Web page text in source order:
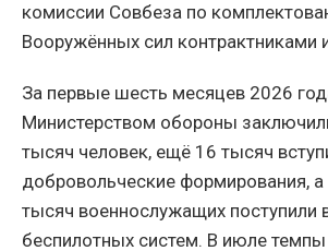
комиссии Совбеза по
Вооружённых сил контрактниками
За первые шесть месяцев 2026
Министерством обороны
тысяч человек, ещё 16 тысяч
добровольческие формирования,
тысяч военнослужащих поступили
беспилотных систем. В июле темпы